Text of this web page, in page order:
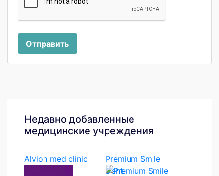
Отправить
Недавно добавленные
медицинские учреждения
Alvion med clinic
Premium Smile
Dent